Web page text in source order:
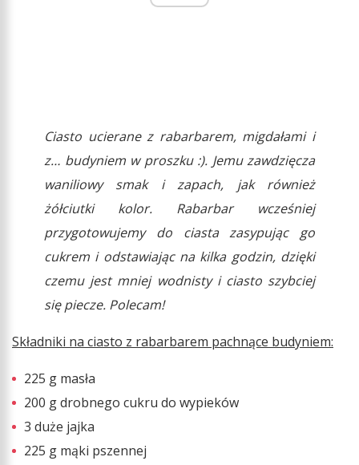
Ciasto ucierane z rabarbarem, migdałami i
z… budyniem w proszku :). Jemu zawdzięcza
waniliowy smak i zapach, jak również
żółciutki kolor. Rabarbar wcześniej
przygotowujemy do ciasta zasypując go
cukrem i odstawiając na kilka godzin, dzięki
czemu jest mniej wodnisty i ciasto szybciej
się piecze. Polecam!
Składniki na ciasto z rabarbarem pachnące budyniem:
225 g masła
200 g drobnego cukru do wypieków
3 duże jajka
225 g mąki pszennej